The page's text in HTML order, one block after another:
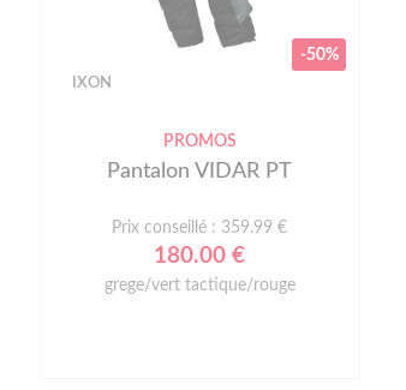
IXON
Pantalon EDDAS PT
299.99 €
grege/kaki/noir